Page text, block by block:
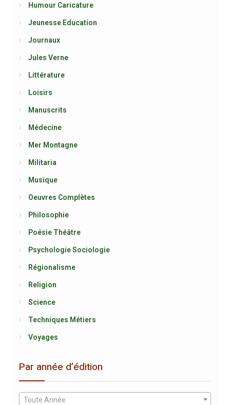
Humour Caricature
Jeunesse Education
Journaux
Jules Verne
Littérature
Loisirs
Manuscrits
Médecine
Mer Montagne
Militaria
Musique
Oeuvres Complètes
Philosophie
Poésie Théâtre
Psychologie Sociologie
Régionalisme
Religion
Science
Techniques Métiers
Voyages
Par année d’édition
Toute Année